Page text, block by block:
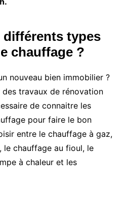
différents types
chauffage ?
nouveau bien immobilier ?
travaux de rénovation
de connaitre les
pour faire le bon
entre le chauffage à gaz,
le chauffage au fioul, le
à chaleur et les